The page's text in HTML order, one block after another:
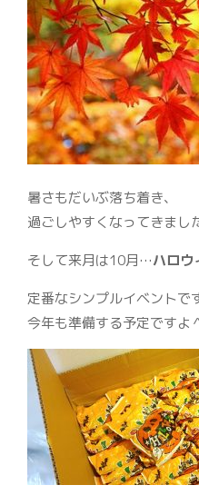
暑さもだいぶ落ち着き、
過ごしやすくなってきまし
そして来月は10月…ハロウ
定番なシンプルイベントで
今年も準備する予定ですよ